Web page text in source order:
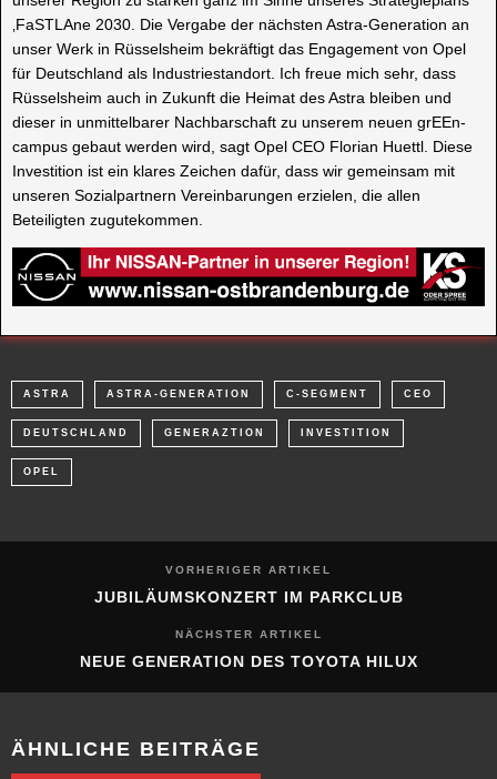
‚FaSTLAne 2030. Die Vergabe der nächsten Astra-Generation an
unser Werk in Rüsselsheim bekräftigt das Engagement von Opel
für Deutschland als Industriestandort. Ich freue mich sehr, dass
Rüsselsheim auch in Zukunft die Heimat des Astra bleiben und
dieser in unmittelbarer Nachbarschaft zu unserem neuen grEEn-
campus gebaut werden wird, sagt Opel CEO Florian Huettl. Diese
Investition ist ein klares Zeichen dafür, dass wir gemeinsam mit
unseren Sozialpartnern Vereinbarungen erzielen, die allen
Beteiligten zugutekommen.
ASTRA ASTRA-GENERATION C-SEGMENT CEO
DEUTSCHLAND GENERAZTION INVESTITION
OPEL
VORHERIGER ARTIKEL
JUBILÄUMSKONZERT IM PARKCLUB
NÄCHSTER ARTIKEL
NEUE GENERATION DES TOYOTA HILUX
ÄHNLICHE BEITRÄGE